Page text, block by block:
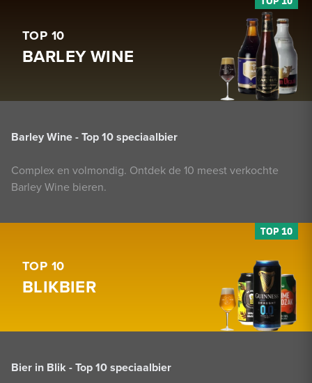
TOP 10
BARLEY WINE
Barley Wine - Top 10 speciaalbier
Complex en volmondig. Ontdek de 10 meest verkochte
Barley Wine bieren.
TOP 10
BLIKBIER
Bier in Blik - Top 10 speciaalbier